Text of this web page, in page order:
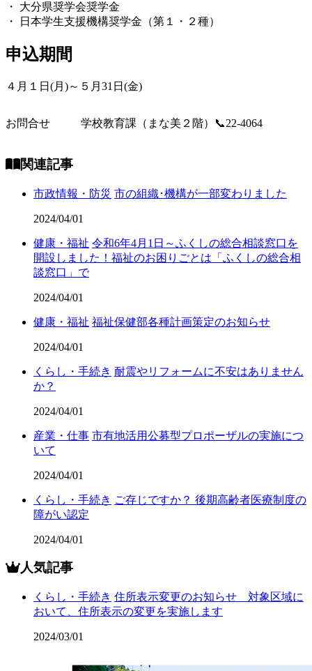
・ 大分県奨学会奨学金
・ 日本学生支援機構奨学金（第１・２種）
申込期間
４月１日(月)～５月31日(金)
お問合せ 学校教育課（まな美２階）📞22-4064
関連記事
市政情報・防災 市の組織･機構が一部変わりました
2024/04/01
健康・福祉 令和6年4月1日～ふくしの総合相談窓口を
開設しました！福祉のお困りごとは「ふくしの総合相
談窓口」で
2024/04/01
健康・福祉 福祉保健部各種計画策定のお知らせ
2024/04/01
くらし・手続き 耐震やリフォームに不安はありません
か？
2024/04/01
産業・仕事 市有地活用公募型プロポーザルの実施につ
いて
2024/04/01
くらし・手続き ご存じですか？ 後期高齢者医療制度の
障がい認定
2024/04/01
人気記事
くらし・手続き 住所表示変更のお知らせ 対象区域に
おいて、住所表示の変更を実施します
2024/03/01